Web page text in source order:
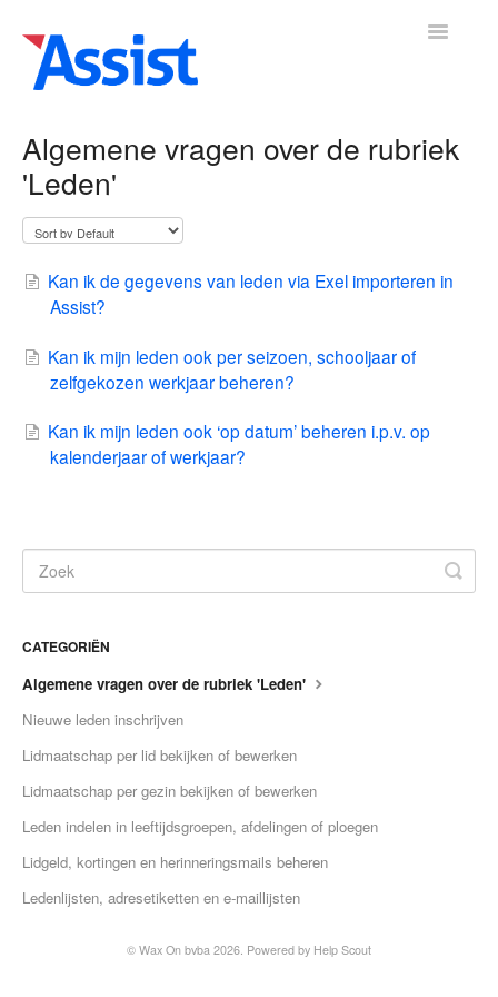
Toggle
Boekhouding
Algemene vragen over de rubriek
'Leden'
Kan ik de gegevens van leden via Exel importeren in
Assist?
Kan ik mijn leden ook per seizoen, schooljaar of
zelfgekozen werkjaar beheren?
Kan ik mijn leden ook ‘op datum’ beheren i.p.v. op
kalenderjaar of werkjaar?
CATEGORIËN
Algemene vragen over de rubriek 'Leden'
Nieuwe leden inschrijven
Lidmaatschap per lid bekijken of bewerken
Lidmaatschap per gezin bekijken of bewerken
Leden indelen in leeftijdsgroepen, afdelingen of ploegen
Lidgeld, kortingen en herinneringsmails beheren
Ledenlijsten, adresetiketten en e-maillijsten
© Wax On bvba 2026. Powered by Help Scout